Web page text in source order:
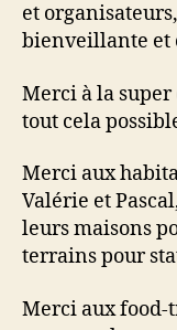
et
bienveillante et
Merci à la
tout cela
Merci aux
Valérie et
leurs maisons
terrains pour
Merci aux food-